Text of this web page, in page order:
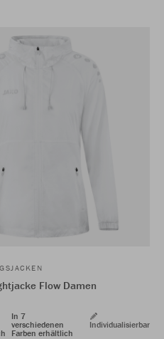
Flow Damen
In 7
verschiedenen
Farben erhältlich
Individualisierbar